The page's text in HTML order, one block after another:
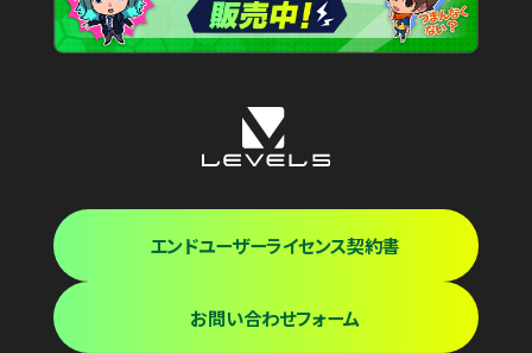
エンドユーザーライセンス契約書
お問い合わせフォーム